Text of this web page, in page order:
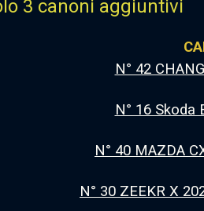
3 canoni aggiuntivi
N° 42
N° 16 Skoda
N° 40 MAZDA
N° 30 ZEEKR X